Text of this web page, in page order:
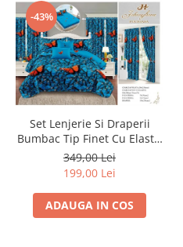
-43%
Set Lenjerie Si Draperii
Bumbac Tip Finet Cu Elastic
- Dansul Fluturilor
349,00 Lei
199,00 Lei
ADAUGA IN COS